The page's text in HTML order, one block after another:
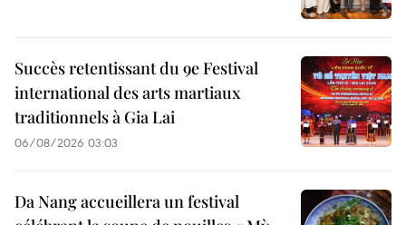
Succès retentissant du 9e Festival
international des arts martiaux
traditionnels à Gia Lai
06/08/2026 03:03
Da Nang accueillera un festival